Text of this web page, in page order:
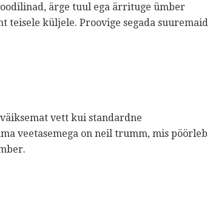
ärge tuul ega ärrituge ümber
teisele küljele. Proovige segada suuremaid
vett kui standardne
veetasemega on neil trumm, mis pöörleb